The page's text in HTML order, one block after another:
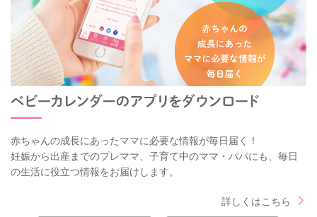
赤ちゃんの成長にあったママに必要な情報が毎日届く！
妊娠から出産までのプレママ、子育て中のママ・パパにも、毎日
の生活に役立つ情報をお届けします。
詳しくはこちら